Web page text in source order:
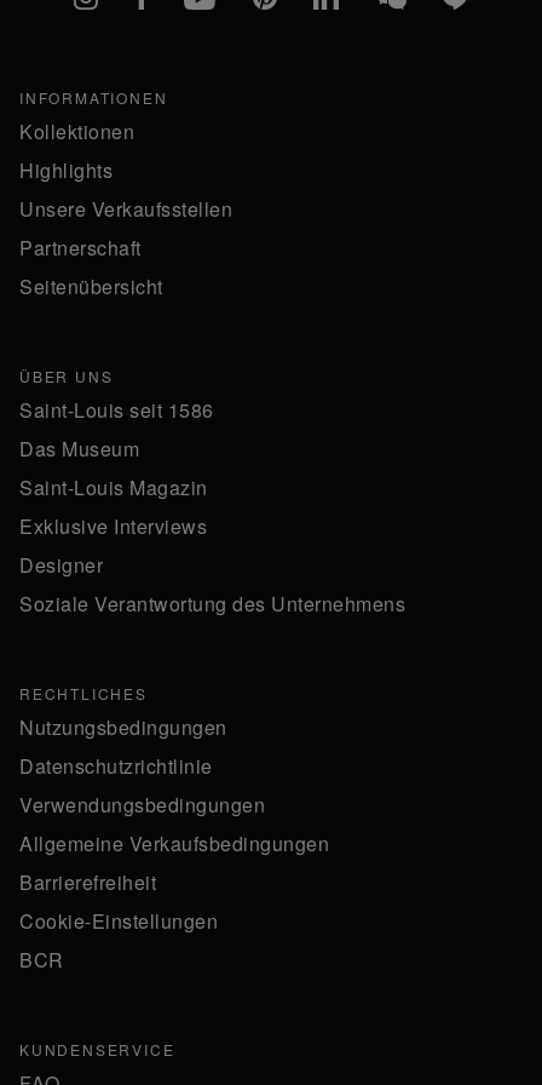
INFORMATIONEN
Kollektionen
Highlights
Unsere Verkaufsstellen
Partnerschaft
Seitenübersicht
ÜBER UNS
Saint-Louis seit 1586
Das Museum
Saint-Louis Magazin
Exklusive Interviews
Designer
Soziale Verantwortung des Unternehmens
RECHTLICHES
Nutzungsbedingungen
Datenschutzrichtlinie
Verwendungsbedingungen
Allgemeine Verkaufsbedingungen
Barrierefreiheit
Cookie-Einstellungen
BCR
KUNDENSERVICE